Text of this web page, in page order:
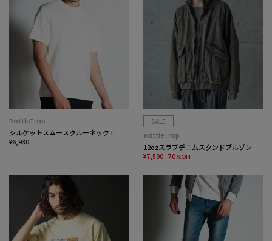
RattleTrap
シルケットスムースクルーネックT
¥6,930
SALE
RattleTrap
12ozスラブデニムスタンドブルゾン
¥7,590 70%OFF